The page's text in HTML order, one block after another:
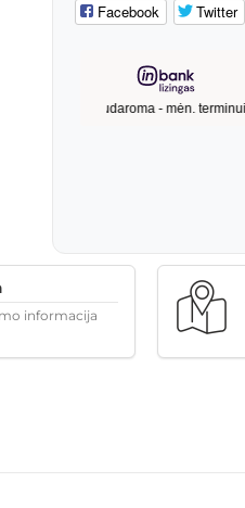
Facebook Twitter
informacija